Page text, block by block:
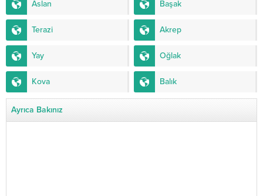
Aslan Başak
Terazi Akrep
Yay Oğlak
Kova Balık
Ayrıca Bakınız